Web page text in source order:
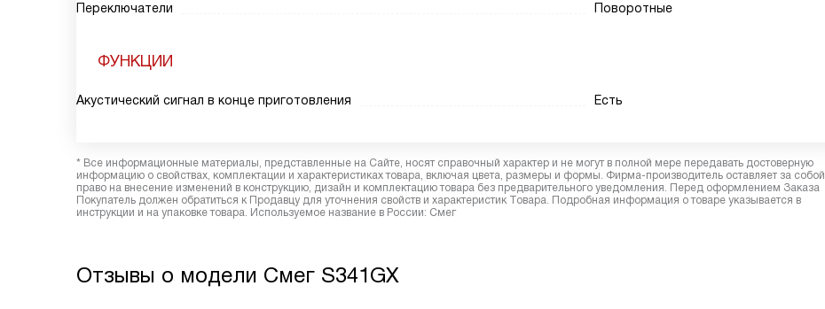
Переключатели
Поворотные
ФУНКЦИИ
Акустический сигнал в конце приготовления Есть
* Все информационные материалы, представленные на Сайте, носят справочный характер и не могут в полной мере передавать достоверную
информацию о свойствах, комплектации и характеристиках товара, включая цвета, размеры и формы. Фирма-производитель оставляет за собой
право на внесение изменений в конструкцию, дизайн и комплектацию товара без предварительного уведомления. Перед оформлением Заказа
Покупатель должен обратиться к Продавцу для уточнения свойств и характеристик Товара. Подробная информация о товаре указывается в
инструкции и на упаковке товара. Используемое название в России: Смег
Отзывы о модели Смег S341GX